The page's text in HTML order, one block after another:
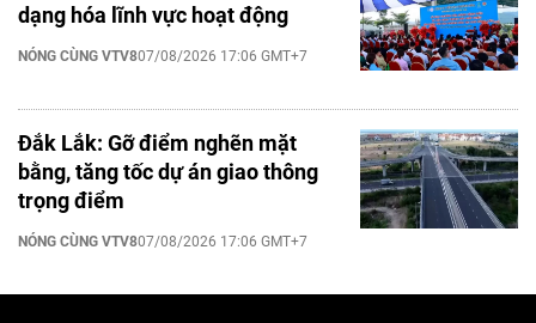
dạng hóa lĩnh vực hoạt động
NÓNG CÙNG VTV807/08/2026 17:06 GMT+7
Đắk Lắk: Gỡ điểm nghẽn mặt
bằng, tăng tốc dự án giao thông
trọng điểm
NÓNG CÙNG VTV807/08/2026 17:06 GMT+7